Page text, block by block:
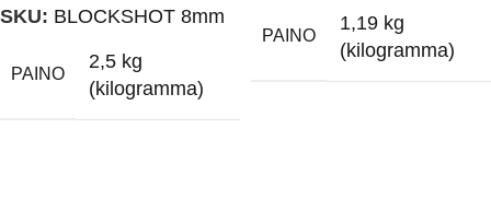
SKU: BLOCKSHOT 8mm
PAINO
2,5 kg
(kilogramma)
PAINO
1,19 kg
(kilogramma)